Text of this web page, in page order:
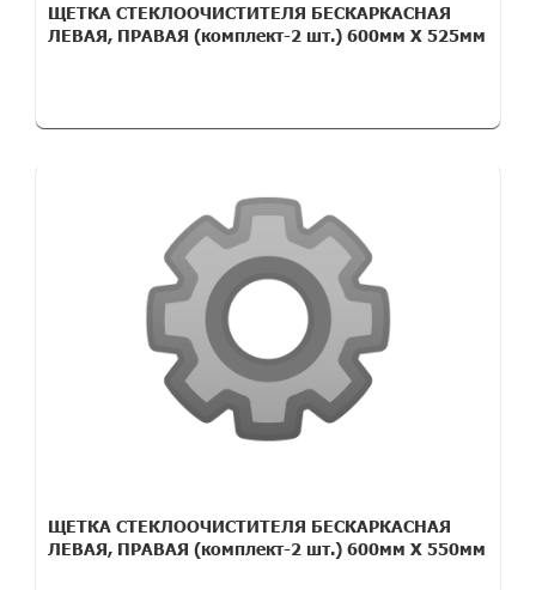
ЩЕТКА СТЕКЛООЧИСТИТЕЛЯ БЕСКАРКАСНАЯ
ЛЕВАЯ, ПРАВАЯ (комплект-2 шт.) 600мм Х 525мм
ЩЕТКА СТЕКЛООЧИСТИТЕЛЯ БЕСКАРКАСНАЯ
ЛЕВАЯ, ПРАВАЯ (комплект-2 шт.) 600мм Х 550мм